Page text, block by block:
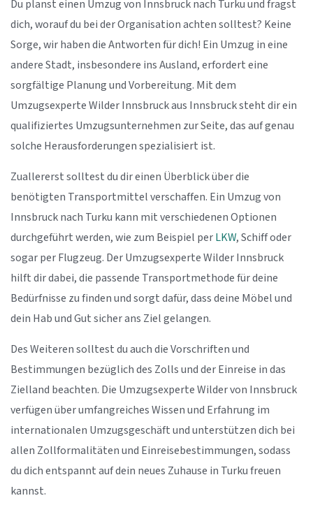
Du planst einen Umzug von Innsbruck nach Turku und fragst
dich, worauf du bei der Organisation achten solltest? Keine
Sorge, wir haben die Antworten für dich! Ein Umzug in eine
andere Stadt, insbesondere ins Ausland, erfordert eine
sorgfältige Planung und Vorbereitung. Mit dem
Umzugsexperte Wilder Innsbruck aus Innsbruck steht dir ein
qualifiziertes Umzugsunternehmen zur Seite, das auf genau
solche Herausforderungen spezialisiert ist.
Zuallererst solltest du dir einen Überblick über die
benötigten Transportmittel verschaffen. Ein Umzug von
Innsbruck nach Turku kann mit verschiedenen Optionen
durchgeführt werden, wie zum Beispiel perLKW, Schiff oder
sogar per Flugzeug. Der Umzugsexperte Wilder Innsbruck
hilft dir dabei, die passende Transportmethode für deine
Bedürfnisse zu finden und sorgt dafür, dass deine Möbel und
dein Hab und Gut sicher ans Ziel gelangen.
Des Weiteren solltest du auch die Vorschriften und
Bestimmungen bezüglich des Zolls und der Einreise in das
Zielland beachten. Die Umzugsexperte Wilder von Innsbruck
verfügen über umfangreiches Wissen und Erfahrung im
internationalen Umzugsgeschäft und unterstützen dich bei
allen Zollformalitäten und Einreisebestimmungen, sodass
du dich entspannt auf dein neues Zuhause in Turku freuen
kannst.